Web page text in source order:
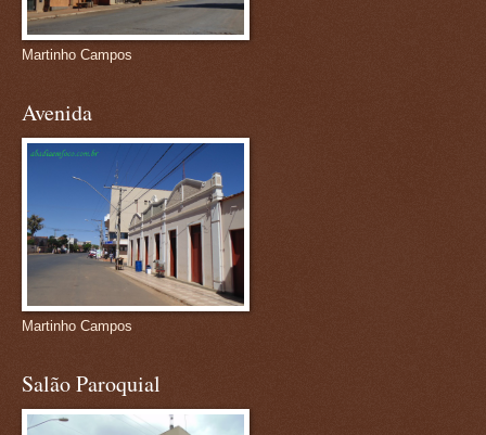
Martinho Campos
Avenida
Martinho Campos
Salão Paroquial